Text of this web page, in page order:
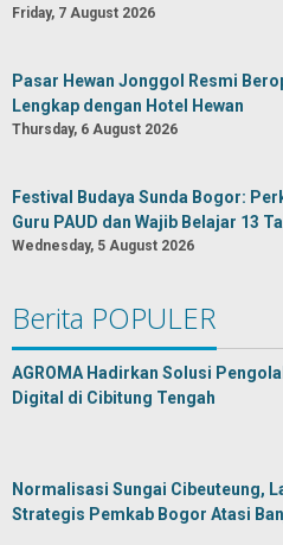
Friday, 7 August 2026
Pasar Hewan Jonggol Resmi
Lengkap dengan Hotel Hewan
Thursday, 6 August 2026
Festival Budaya Sunda Bogor:
Guru PAUD dan Wajib Belajar 13
Wednesday, 5 August 2026
Berita POPULER
AGROMA Hadirkan Solusi
Digital di Cibitung Tengah
Normalisasi Sungai Cibeuteung,
Strategis Pemkab Bogor Atasi